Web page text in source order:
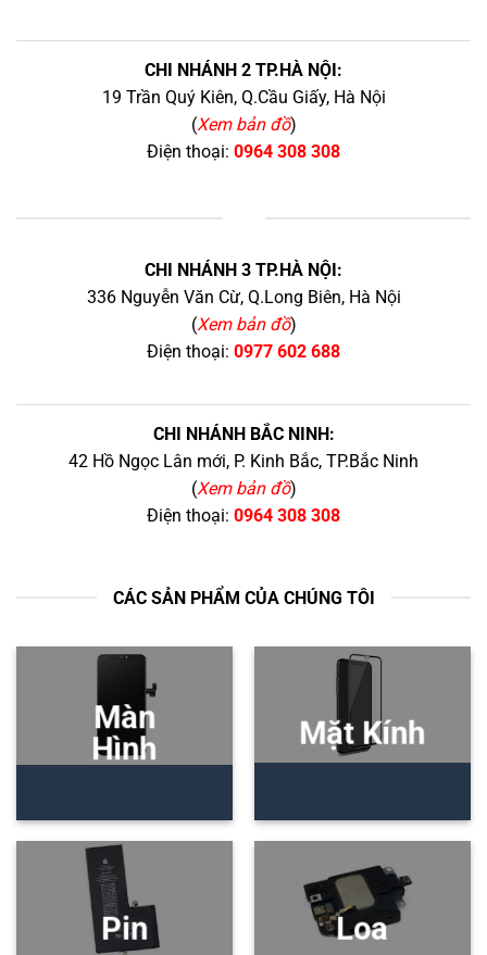
CHI NHÁNH 2 TP.HÀ NỘI:
19 Trần Quý Kiên, Q.Cầu Giấy, Hà Nội
(Xem bản đồ)
Điện thoại: 0964 308 308
CHI NHÁNH 3 TP.HÀ NỘI:
336 Nguyễn Văn Cừ, Q.Long Biên, Hà Nội
(Xem bản đồ)
Điện thoại: 0977 602 688
CHI NHÁNH BẮC NINH:
42 Hồ Ngọc Lân mới, P. Kinh Bắc, TP.Bắc Ninh
(Xem bản đồ)
Điện thoại: 0964 308 308
CÁC SẢN PHẨM CỦA CHÚNG TÔI
Màn
Hình
Mặt Kính
Pin Loa